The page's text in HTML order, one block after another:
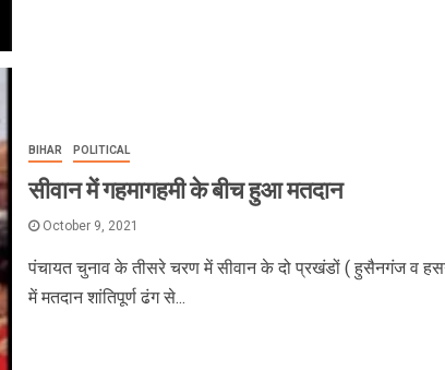
BIHAR POLITICAL
सीवान में गहमागहमी के बीच हुआ मतदान
October 9, 2021
पंचायत चुनाव के तीसरे चरण में सीवान के दो प्रखंडों ( हुसैनगंज व
में मतदान शांतिपूर्ण ढंग से...